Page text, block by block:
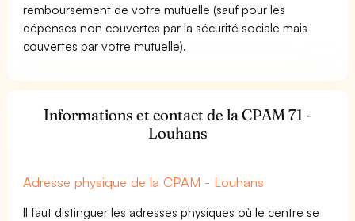
remboursement de votre mutuelle (sauf pour les
dépenses non couvertes par la sécurité sociale mais
couvertes par votre mutuelle).
Informations et contact de la CPAM 71 -
Louhans
Adresse physique de la CPAM - Louhans
Il faut distinguer les adresses physiques où le centre se